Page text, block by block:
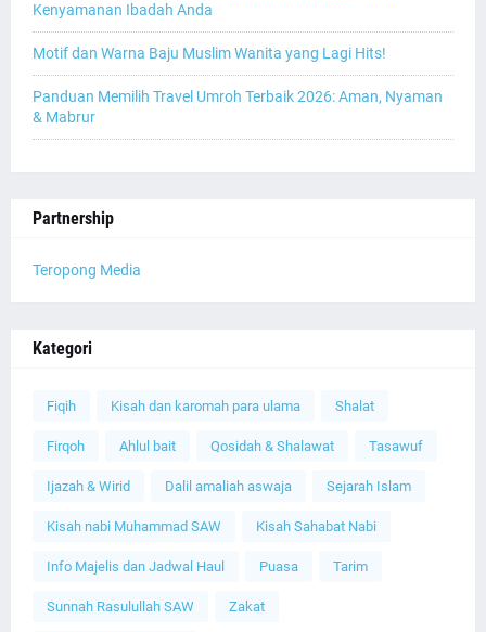
Kenyamanan Ibadah Anda
Motif dan Warna Baju Muslim Wanita yang Lagi Hits!
Panduan Memilih Travel Umroh Terbaik 2026: Aman, Nyaman
& Mabrur
Partnership
Teropong Media
Kategori
Fiqih Kisah dan karomah para ulama Shalat
Firqoh Ahlul bait Qosidah & Shalawat Tasawuf
Ijazah & Wirid Dalil amaliah aswaja Sejarah Islam
Kisah nabi Muhammad SAW Kisah Sahabat Nabi
Info Majelis dan Jadwal Haul Puasa Tarim
Sunnah Rasulullah SAW Zakat